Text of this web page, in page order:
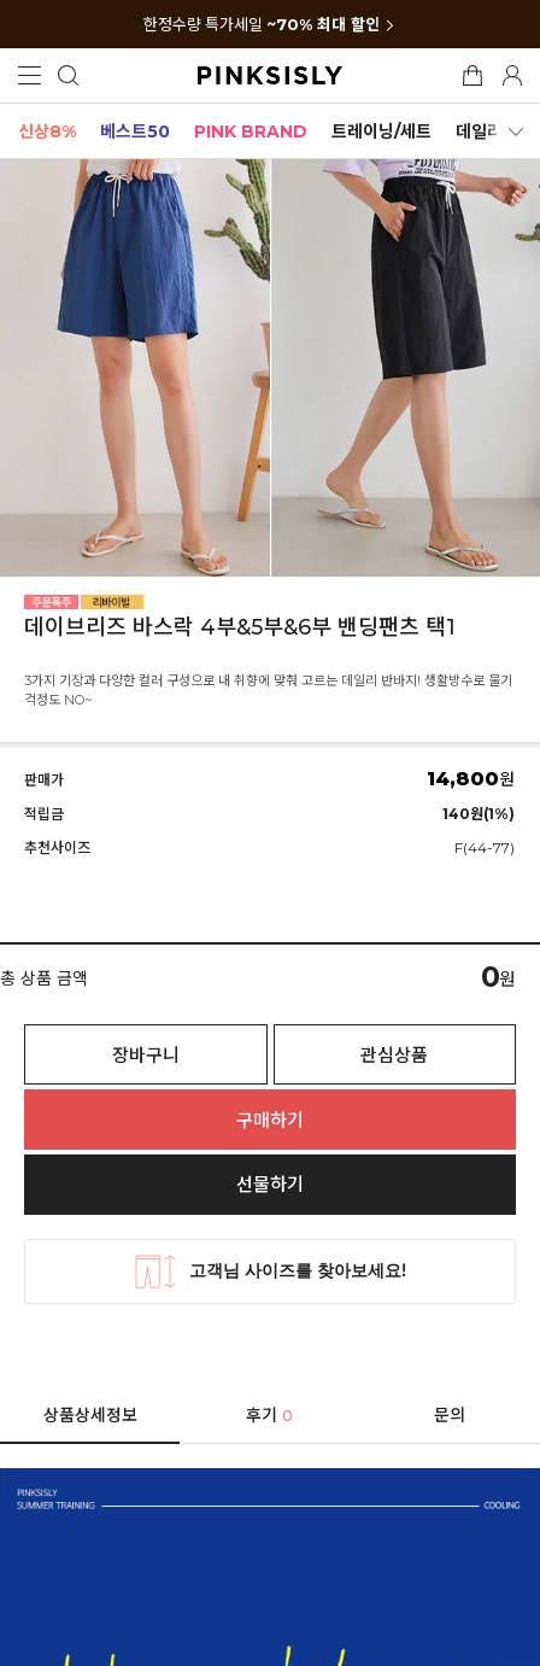
한정수량 특가세일 ~70% 최대 할인
신상8% 베스트50 PINK BRAND 트레이닝/세트 데일리세트
데이브리즈 바스락 4부&5부&6부 밴딩팬츠 택1
3가지 기장과 다양한 컬러 구성으로 내 취향에 맞춰 고르는 데일리 반바지! 생활방수로 물기
걱정도 NO~
판매가 14,800원
적립금
140원(1%)
추천사이즈
F(44-77)
총 상품 금액 0원
장바구니 관심상품
구매하기
선물하기
상품상세정보 후기0 문의